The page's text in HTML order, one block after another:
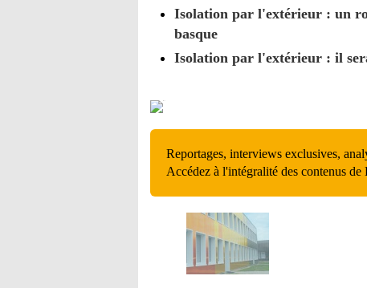
Isolation par l'extérieur : un
basque
Isolation par l'extérieur : il
Reportages, interviews exclusives,
Accédez à l'intégralité des contenus de